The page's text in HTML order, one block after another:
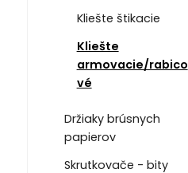
Kliešte štikacie
Kliešte
armovacie/rabico
vé
Držiaky brúsnych
papierov
Skrutkovače - bity